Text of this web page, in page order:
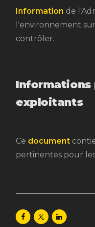
Information de
l'environnement
contrôler.
Informations
exploitants
Ce document
pertinentes pour